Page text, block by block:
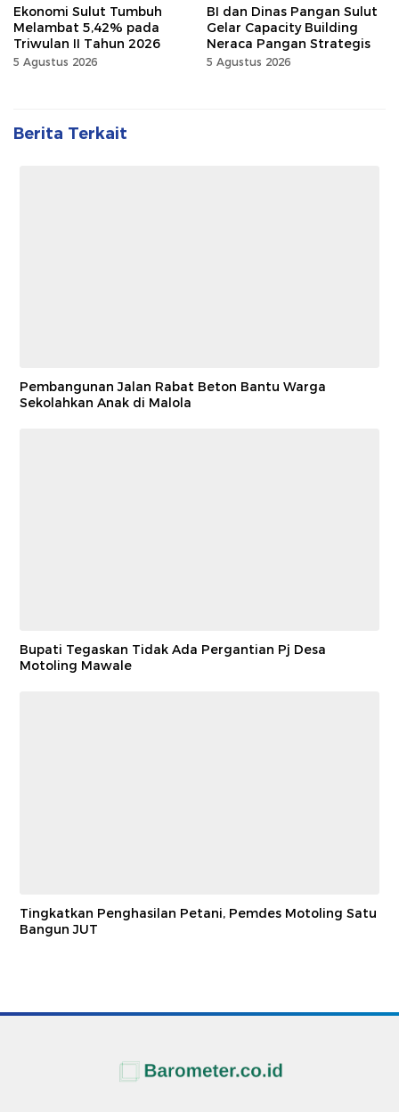
Ekonomi Sulut Tumbuh
Melambat 5,42% pada
Triwulan II Tahun 2026
5 Agustus 2026
BI dan Dinas Pangan Sulut
Gelar Capacity Building
Neraca Pangan Strategis
5 Agustus 2026
Berita Terkait
Pembangunan Jalan Rabat Beton Bantu Warga
Sekolahkan Anak di Malola
Bupati Tegaskan Tidak Ada Pergantian Pj Desa
Motoling Mawale
Tingkatkan Penghasilan Petani, Pemdes Motoling Satu
Bangun JUT